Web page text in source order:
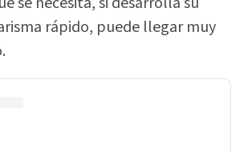
rápido, puede llegar muy